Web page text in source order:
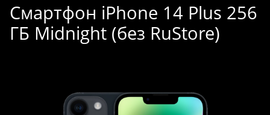
Смартфон iPhone 14 Plus 256
ГБ Midnight (без RuStore)